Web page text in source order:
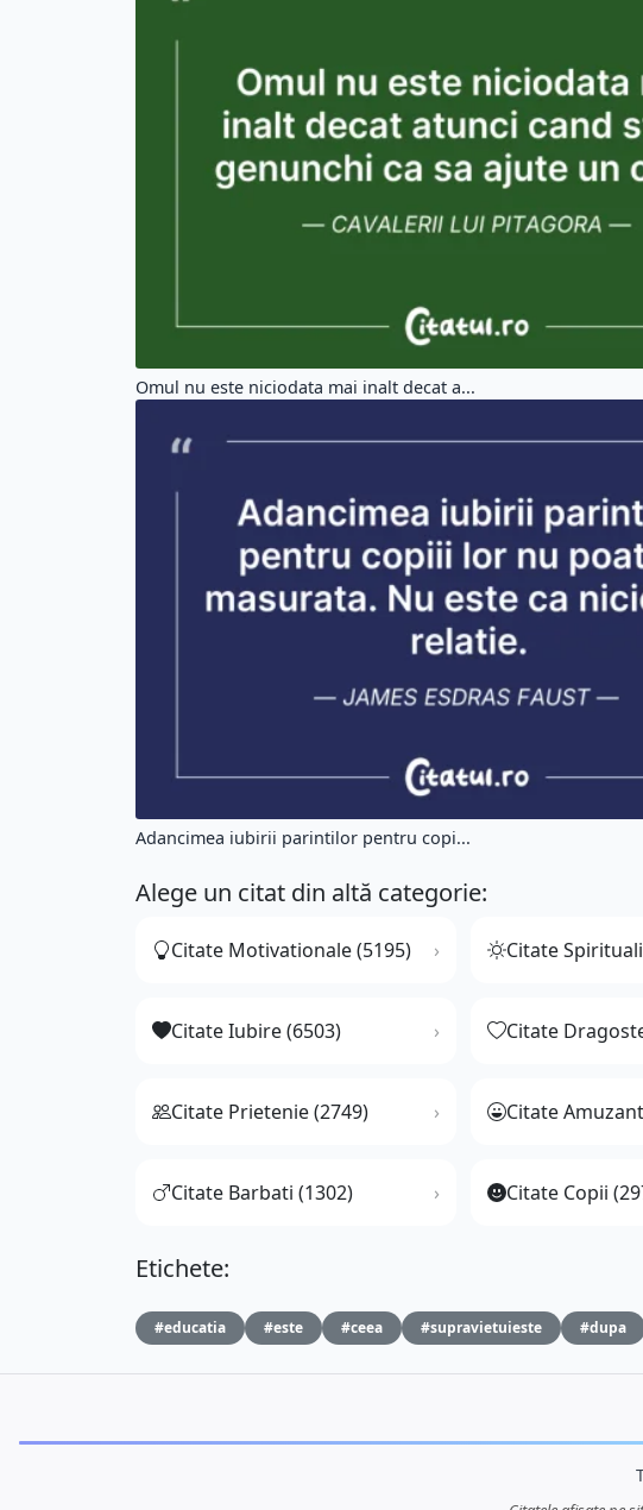
Omul nu este niciodata mai inalt decat a...
Adancimea iubirii parintilor pentru copi...
Alege un citat din altă categorie:
Citate Motivationale (5195) Citate
Citate Iubire (6503) Citate
Citate Prietenie (2749) Citate
Citate Barbati (1302) Citate Copii
Etichete:
#educatia #este #ceea #supravietuieste #dupa